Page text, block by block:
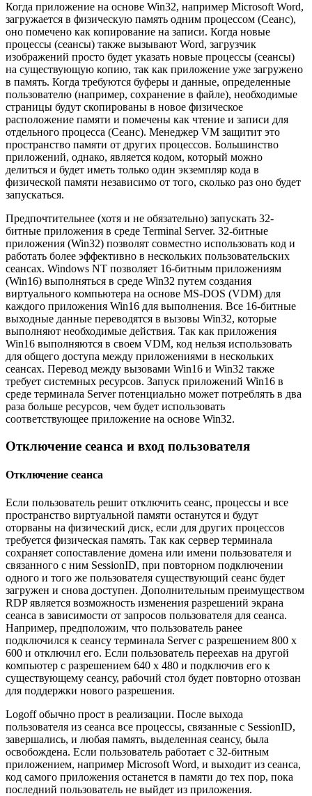
Когда приложение на основе Win32, например Microsoft Word,
загружается в физическую память одним процессом (Сеанс),
оно помечено как копирование на записи. Когда новые
процессы (сеансы) также вызывают Word, загрузчик
изображений просто будет указать новые процессы (сеансы)
на существующую копию, так как приложение уже загружено
в память. Когда требуются буферы и данные, определенные
пользователю (например, сохранение в файле), необходимые
страницы будут скопированы в новое физическое
расположение памяти и помечены как чтение и записи для
отдельного процесса (Сеанс). Менеджер VM защитит это
пространство памяти от других процессов. Большинство
приложений, однако, является кодом, который можно
делиться и будет иметь только один экземпляр кода в
физической памяти независимо от того, сколько раз оно будет
запускаться.
Предпочтительнее (хотя и не обязательно) запускать 32-
битные приложения в среде Terminal Server. 32-битные
приложения (Win32) позволят совместно использовать код и
работать более эффективно в нескольких пользовательских
сеансах. Windows NT позволяет 16-битным приложениям
(Win16) выполняться в среде Win32 путем создания
виртуального компьютера на основе MS-DOS (VDM) для
каждого приложения Win16 для выполнения. Все 16-битные
выходные данные переводятся в вызовы Win32, которые
выполняют необходимые действия. Так как приложения
Win16 выполняются в своем VDM, код нельзя использовать
для общего доступа между приложениями в нескольких
сеансах. Перевод между вызовами Win16 и Win32 также
требует системных ресурсов. Запуск приложений Win16 в
среде терминала Server потенциально может потреблять в два
раза больше ресурсов, чем будет использовать
соответствующее приложение на основе Win32.
Отключение сеанса и вход пользователя
Отключение сеанса
Если пользователь решит отключить сеанс, процессы и все
пространство виртуальной памяти останутся и будут
оторваны на физический диск, если для других процессов
требуется физическая память. Так как сервер терминала
сохраняет сопоставление домена или имени пользователя и
связанного с ним SessionID, при повторном подключении
одного и того же пользователя существующий сеанс будет
загружен и снова доступен. Дополнительным преимуществом
RDP является возможность изменения разрешений экрана
сеанса в зависимости от запросов пользователя для сеанса.
Например, предположим, что пользователь ранее
подключился к сеансу терминала Server с разрешением 800 x
600 и отключил его. Если пользователь переехав на другой
компьютер с разрешением 640 x 480 и подключив его к
существующему сеансу, рабочий стол будет повторно отозван
для поддержки нового разрешения.
Logoff обычно прост в реализации. После выхода
пользователя из сеанса все процессы, связанные с SessionID,
завершались, и любая память, выделенная сеансу, была
освобождена. Если пользователь работает с 32-битным
приложением, например Microsoft Word, и выходит из сеанса,
код самого приложения останется в памяти до тех пор, пока
последний пользователь не выйдет из приложения.